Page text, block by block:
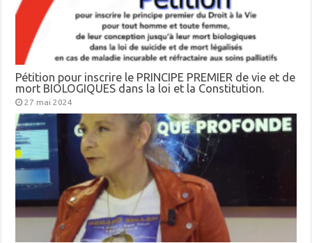
Pétition pour inscrire le PRINCIPE PREMIER de vie et de
mort BIOLOGIQUES dans la loi et la Constitution.
27 mai 2024